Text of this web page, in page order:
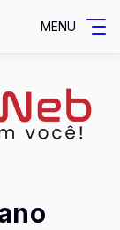
MENU